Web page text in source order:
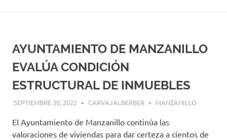
AYUNTAMIENTO DE MANZANILLO
EVALÚA CONDICIÓN
ESTRUCTURAL DE INMUEBLES
SEPTIEMBRE 30, 2022 CARVAJALBERBER MANZANILLO
El Ayuntamiento de Manzanillo continúa las
valoraciones de viviendas para dar certeza a cientos de